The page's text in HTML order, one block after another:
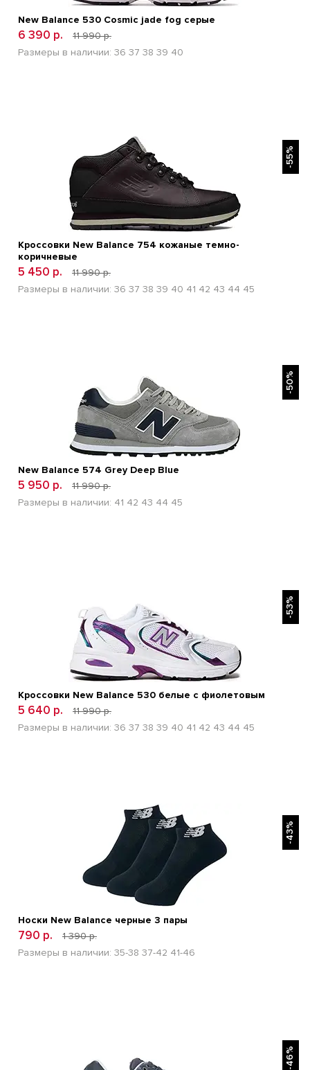
New Balance 530 Cosmic jade fog серые
6 390 р.
11 990 р.
Размеры в наличии: 36 37 38 39 40
БЫСТРЫЙ ПРОСМОТР
-55%
Кроссовки New Balance 754 кожаные темно-
коричневые
5 450 р.
11 990 р.
Размеры в наличии: 36 37 38 39 40 41 42 43 44 45
-50%
New Balance 574 Grey Deep Blue
5 950 р.
11 990 р.
Размеры в наличии: 41 42 43 44 45
-53%
Кроссовки New Balance 530 белые с фиолетовым
5 640 р.
11 990 р.
Размеры в наличии: 36 37 38 39 40 41 42 43 44 45
БЫСТРЫЙ ПРОСМОТР
-43%
Носки New Balance черные 3 пары
790 р.
1 390 р.
Размеры в наличии: 35-38 37-42 41-46
-46%